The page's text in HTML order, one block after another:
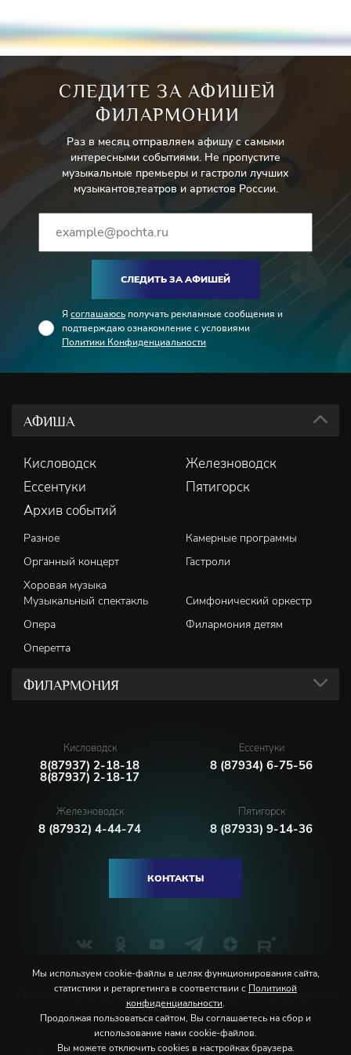
СЛЕДИТЕ ЗА АФИШЕЙ
ФИЛАРМОНИИ
Раз в месяц отправляем афишу с самыми
интересными событиями. Не пропустите
музыкальные премьеры и гастроли лучших
музыкантов,театров и артистов России.
СЛЕДИТЬ ЗА АФИШЕЙ
Я соглашаюсь получать рекламные сообщения и
подтверждаю ознакомление с условиями
Политики Конфиденциальности
АФИША
Кисловодск
Железноводск
Ессентуки
Пятигорск
Архив событий
Разное
Камерные программы
Органный концерт
Гастроли
Хоровая музыка
Музыкальный спектакль
Симфонический оркестр
Опера
Филармония детям
Оперетта
ФИЛАРМОНИЯ
Кисловодск
8(87937) 2-18-18
8(87937) 2-18-17
Ессентуки
8 (87934) 6-75-56
Железноводск
8 (87932) 4-44-74
Пятигорск
8 (87933) 9-14-36
КОНТАКТЫ
Политика конфиденциальности Соглашение пользователя
Мы используем cookie-файлы в целях функционирования сайта,
статистики и ретаргетинга в соответствии с Политикой
конфиденциальности.
Продолжая пользоваться сайтом, Вы соглашаетесь на сбор и
использование нами cookie-файлов.
Вы можете отключить cookies в настройках браузера.